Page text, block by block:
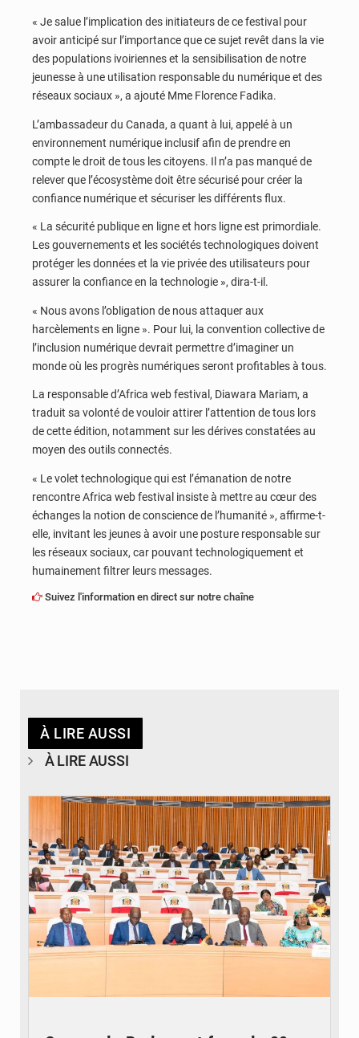
« Je salue l’implication des initiateurs de ce festival pour
avoir anticipé sur l’importance que ce sujet revêt dans la vie
des populations ivoiriennes et la sensibilisation de notre
jeunesse à une utilisation responsable du numérique et des
réseaux sociaux », a ajouté Mme Florence Fadika.
L’ambassadeur du Canada, a quant à lui, appelé à un
environnement numérique inclusif afin de prendre en
compte le droit de tous les citoyens. Il n’a pas manqué de
relever que l’écosystème doit être sécurisé pour créer la
confiance numérique et sécuriser les différents flux.
« La sécurité publique en ligne et hors ligne est primordiale.
Les gouvernements et les sociétés technologiques doivent
protéger les données et la vie privée des utilisateurs pour
assurer la confiance en la technologie », dira-t-il.
« Nous avons l’obligation de nous attaquer aux
harcèlements en ligne ». Pour lui, la convention collective de
l’inclusion numérique devrait permettre d’imaginer un
monde où les progrès numériques seront profitables à tous.
La responsable d’Africa web festival, Diawara Mariam, a
traduit sa volonté de vouloir attirer l’attention de tous lors
de cette édition, notamment sur les dérives constatées au
moyen des outils connectés.
« Le volet technologique qui est l’émanation de notre
rencontre Africa web festival insiste à mettre au cœur des
échanges la notion de conscience de l’humanité », affirme-t-
elle, invitant les jeunes à avoir une posture responsable sur
les réseaux sociaux, car pouvant technologiquement et
humainement filtrer leurs messages.
Suivez l'information en direct sur notre chaîne
À LIRE AUSSI
À LIRE AUSSI